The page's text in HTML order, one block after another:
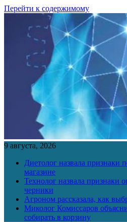
Перейти к содержимому
9 августа, 2026
Диетолог назвала признаки
магазине
Технолог назвала признаки
черники
Агроном рассказала, как
Миколог Комиссаров
собирать в корзину